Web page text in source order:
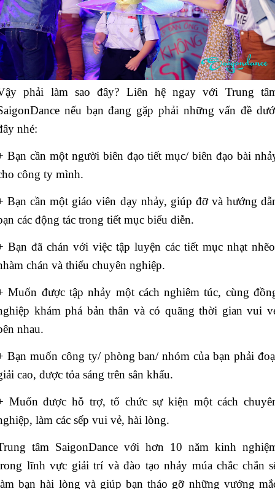
phải làm sao đây? Liên hệ ngay với Trung
nếu bạn đang gặp phải những vấn đề
nhé:
Bạn cần một người biên đạo tiết mục/ biên đạo bài
công ty mình.
Bạn cần một giáo viên dạy nhảy, giúp đỡ và hướng
các động tác trong tiết mục biểu diễn.
Bạn đã chán với việc tập luyện các tiết mục nhạt
chán và thiếu chuyên nghiệp.
Muốn được tập nhảy một cách nghiêm túc, cùng
khám phá bản thân và có quãng thời gian vui
nhau.
Bạn muốn công ty/ phòng ban/ nhóm của bạn phải
cao, được tỏa sáng trên sân khấu.
Muốn được hỗ trợ, tổ chức sự kiện một cách
làm các sếp vui vẻ, hài lòng.
tâm SaigonDance với hơn 10 năm kinh
lĩnh vực giải trí và đào tạo nhảy múa chắc chắn
bạn hài lòng và giúp bạn tháo gỡ những vướng